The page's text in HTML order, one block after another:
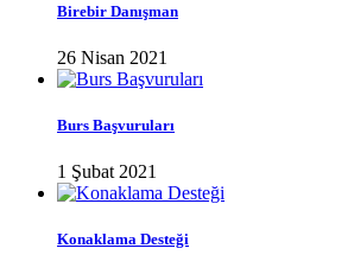
Birebir Danışman
26 Nisan 2021
Burs Başvuruları
1 Şubat 2021
Konaklama Desteği